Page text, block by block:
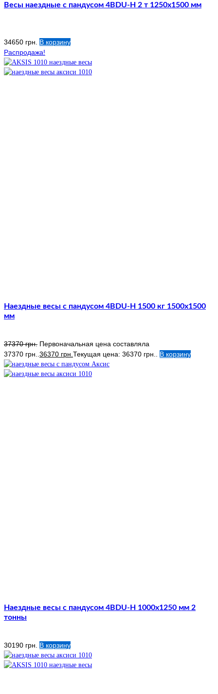
Весы наездные с пандусом 4BDU-Н 2 т 1250х1500 мм
34650 грн. В корзину
Распродажа!
Наездные весы с пандусом 4BDU-Н 1500 кг 1500х1500
мм
37370грн. Первоначальная цена составляла
37370 грн.. 36370 грн. Текущая цена: 36370 грн.. В корзину
Наездные весы с пандусом 4BDU-Н 1000х1250 мм 2
тонны
30190 грн. В корзину